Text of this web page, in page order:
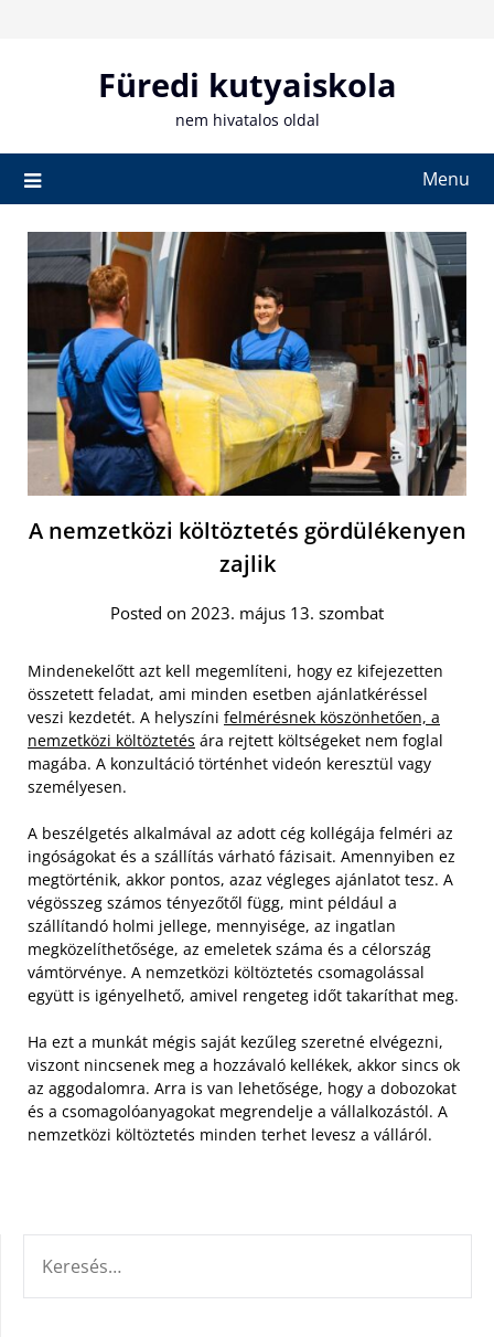
Füredi kutyaiskola
nem hivatalos oldal
Menu
A nemzetközi költöztetés gördülékenyen
zajlik
Posted on 2023. május 13. szombat
Mindenekelőtt azt kell megemlíteni, hogy ez kifejezetten
összetett feladat, ami minden esetben ajánlatkéréssel
veszi kezdetét. A helyszíni felmérésnek köszönhetően, a
nemzetközi költöztetés ára rejtett költségeket nem foglal
magába. A konzultáció történhet videón keresztül vagy
személyesen.
A beszélgetés alkalmával az adott cég kollégája felméri az
ingóságokat és a szállítás várható fázisait. Amennyiben ez
megtörténik, akkor pontos, azaz végleges ajánlatot tesz. A
végösszeg számos tényezőtől függ, mint például a
szállítandó holmi jellege, mennyisége, az ingatlan
megközelíthetősége, az emeletek száma és a célország
vámtörvénye. A nemzetközi költöztetés csomagolással
együtt is igényelhető, amivel rengeteg időt takaríthat meg.
Ha ezt a munkát mégis saját kezűleg szeretné elvégezni,
viszont nincsenek meg a hozzávaló kellékek, akkor sincs ok
az aggodalomra. Arra is van lehetősége, hogy a dobozokat
és a csomagolóanyagokat megrendelje a vállalkozástól. A
nemzetközi költöztetés minden terhet levesz a válláról.